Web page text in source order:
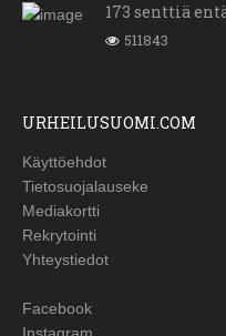
173 senttiä
511843
URHEILUSUOMI.COM
Käyttöehdot
Tietosuojalauseke
Mediakortti
Rekrytointi
Yhteystiedot
Facebook